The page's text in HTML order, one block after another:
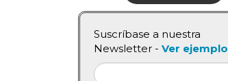
Suscríbase a nuestra
Newsletter - Ver ejemplo